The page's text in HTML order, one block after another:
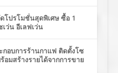
โปรโมชั่นสุดพิเศษ ซื้อ 1
ว่น อีเลฟเว่น
กอบการร้านกาแฟ ติดตั้งโซ
อมสร้างรายได้จากการขาย